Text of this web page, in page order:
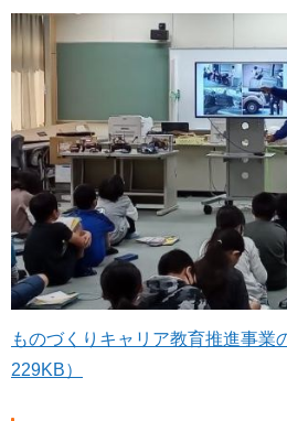
ものづくりキャリア教育推進事業
229KB）